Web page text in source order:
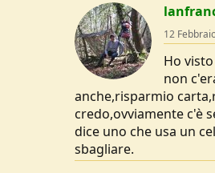
t
i
o
n
s
:
12
Ho
non
anche,risparmio
credo,ovviamente c'è
dice uno che usa un
sbagliare.